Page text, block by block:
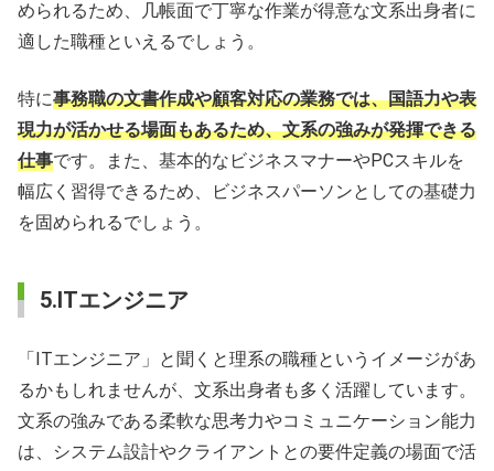
められるため、几帳面で丁寧な作業が得意な文系出身者に
適した職種といえるでしょう。
特に事務職の文書作成や顧客対応の業務では、国語力や表
現力が活かせる場面もあるため、文系の強みが発揮できる
仕事です。また、基本的なビジネスマナーやPCスキルを
幅広く習得できるため、ビジネスパーソンとしての基礎力
を固められるでしょう。
5.ITエンジニア
「ITエンジニア」と聞くと理系の職種というイメージがあ
るかもしれませんが、文系出身者も多く活躍しています。
文系の強みである柔軟な思考力やコミュニケーション能力
は、システム設計やクライアントとの要件定義の場面で活